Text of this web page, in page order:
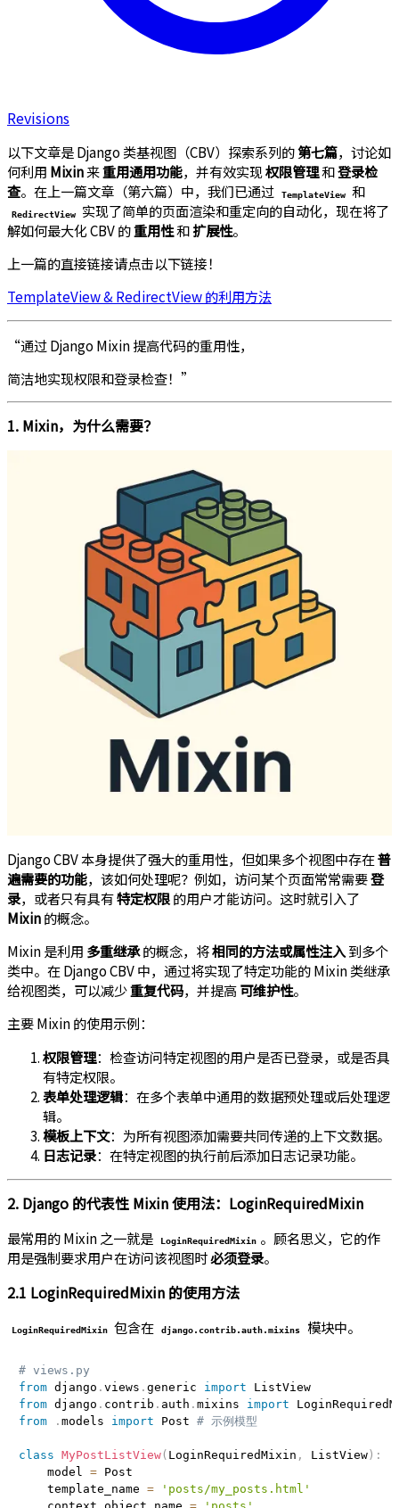
Revisions
以下文章是 Django 类基视图（CBV）探索系列的第七篇，讨论如
何利用 Mixin来重用通用功能，并有效实现权限管理和登录检
查。在上一篇文章（第六篇）中，我们已通过 TemplateView 和
RedirectView
实现了简单的页面渲染和重定向的自动化，现在将了
解如何最大化 CBV 的重用性和扩展性。
上一篇的直接链接请点击以下链接！
TemplateView & RedirectView 的利用方法
“通过 Django Mixin 提高代码的重用性，
简洁地实现权限和登录检查！”
1. Mixin，为什么需要？
Django CBV 本身提供了强大的重用性，但如果多个视图中存在普
遍需要的功能，该如何处理呢？例如，访问某个页面常常需要登
录，或者只有具有特定权限的用户才能访问。这时就引入了
Mixin的概念。
Mixin 是利用 多重继承的概念，将相同的方法或属性注入到多个
类中。在 Django CBV 中，通过将实现了特定功能的 Mixin 类继承
给视图类，可以减少重复代码，并提高可维护性。
主要 Mixin 的使用示例：
权限管理：检查访问特定视图的用户是否已登录，或是否具
有特定权限。
表单处理逻辑：在多个表单中通用的数据预处理或后处理逻
辑。
模板上下文：为所有视图添加需要共同传递的上下文数据。
日志记录：在特定视图的执行前后添加日志记录功能。
2. Django 的代表性 Mixin 使用法：LoginRequiredMixin
最常用的 Mixin 之一就是 LoginRequiredMixin 。顾名思义，它的作
用是强制要求用户在访问该视图时必须登录。
2.1 LoginRequiredMixin 的使用方法
LoginRequiredMixin 包含在 django.contrib.auth.mixins 模块中。
# views.py
from django . views . generic import
ListView
from django . contrib . auth . mixins import
from
. models import Post # 示例模型
class MyPostListView( LoginRequiredMixin , ListView) :
    model
= Post
    template_name
=
'posts/my_posts.html'